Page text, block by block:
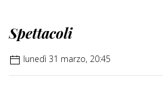
Spettacoli
lunedì 31 marzo, 20:45